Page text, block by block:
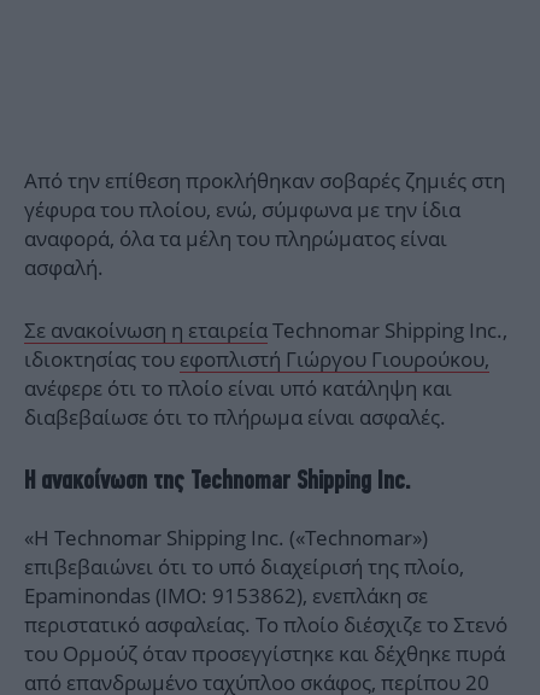
Από την επίθεση προκλήθηκαν σοβαρές ζημιές στη
γέφυρα του πλοίου, ενώ, σύμφωνα με την ίδια
αναφορά, όλα τα μέλη του πληρώματος είναι
ασφαλή.
Σε ανακοίνωση η εταιρείαTechnomar Shipping Inc.,
ιδιοκτησίας του εφοπλιστή Γιώργου Γιουρούκου,
ανέφερε ότι το πλοίο είναι υπό κατάληψη και
διαβεβαίωσε ότι το πλήρωμα είναι ασφαλές.
Η ανακοίνωση της Technomar Shipping Inc.
«Η Technomar Shipping Inc. («Technomar»)
επιβεβαιώνει ότι το υπό διαχείρισή της πλοίο,
Epaminondas (IMO: 9153862), ενεπλάκη σε
περιστατικό ασφαλείας. Το πλοίο διέσχιζε το Στενό
του Ορμούζ όταν προσεγγίστηκε και δέχθηκε πυρά
από επανδρωμένο ταχύπλοο σκάφος, περίπου 20